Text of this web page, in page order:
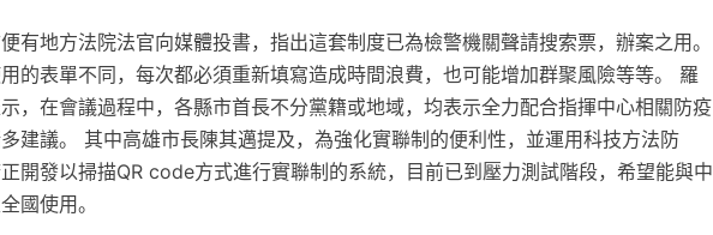
有地方法院法官向媒體投書，指出這套制度已為檢警機關聲請搜索票，辦案之用。
的表單不同，每次都必須重新填寫造成時間浪費，也可能增加群聚風險等等。 羅
，在會議過程中，各縣市首長不分黨籍或地域，均表示全力配合指揮中心相關防疫
建議。 其中高雄市長陳其邁提及，為強化實聯制的便利性，並運用科技方法防
開發以掃描QR code方式進行實聯制的系統，目前已到壓力測試階段，希望能與中
國使用。